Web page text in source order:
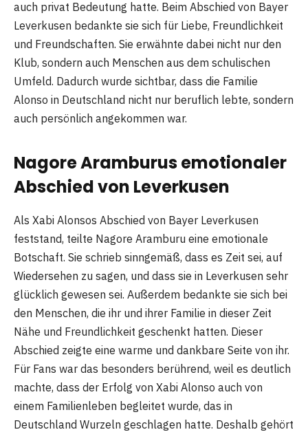
auch privat Bedeutung hatte. Beim Abschied von Bayer
Leverkusen bedankte sie sich für Liebe, Freundlichkeit
und Freundschaften. Sie erwähnte dabei nicht nur den
Klub, sondern auch Menschen aus dem schulischen
Umfeld. Dadurch wurde sichtbar, dass die Familie
Alonso in Deutschland nicht nur beruflich lebte, sondern
auch persönlich angekommen war.
Nagore Aramburus emotionaler
Abschied von Leverkusen
Als Xabi Alonsos Abschied von Bayer Leverkusen
feststand, teilte Nagore Aramburu eine emotionale
Botschaft. Sie schrieb sinngemäß, dass es Zeit sei, auf
Wiedersehen zu sagen, und dass sie in Leverkusen sehr
glücklich gewesen sei. Außerdem bedankte sie sich bei
den Menschen, die ihr und ihrer Familie in dieser Zeit
Nähe und Freundlichkeit geschenkt hatten. Dieser
Abschied zeigte eine warme und dankbare Seite von ihr.
Für Fans war das besonders berührend, weil es deutlich
machte, dass der Erfolg von Xabi Alonso auch von
einem Familienleben begleitet wurde, das in
Deutschland Wurzeln geschlagen hatte. Deshalb gehört